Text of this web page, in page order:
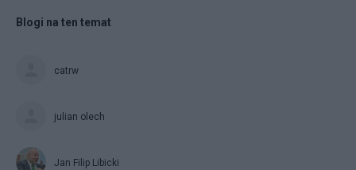
Blogi na ten temat
catrw
julian olech
Jan Filip Libicki